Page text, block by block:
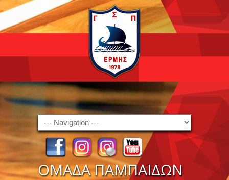
Navigation
ΟΜΑΔΑ ΠΑΜΠΑΙΔΩΝ